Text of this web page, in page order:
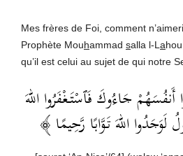
Mes frères de Foi, comment
Prophète Mouhammad salla l-L a
qu’il est celui au sujet de qui notre
جَاءُوكَ فَٱسْتَغْفَرُوا اللهَ
لَوَجَدُوا اللهَ تَوَّابًا رَّحِيمًا ﴾